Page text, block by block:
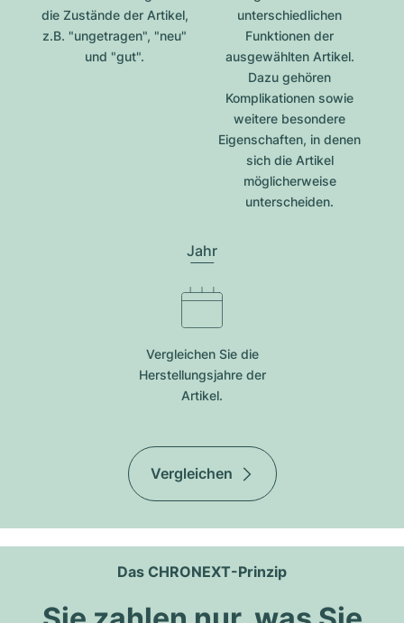
die Zustände der Artikel,
z.B. "ungetragen", "neu"
und "gut".
unterschiedlichen
Funktionen der
ausgewählten Artikel.
Dazu gehören
Komplikationen sowie
weitere besondere
Eigenschaften, in denen
sich die Artikel
möglicherweise
unterscheiden.
Jahr
Vergleichen Sie die
Herstellungsjahre der
Artikel.
Vergleichen
Das CHRONEXT-Prinzip